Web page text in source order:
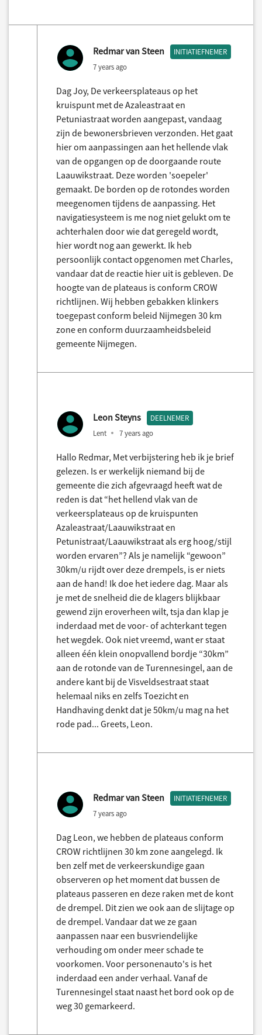
Redmar van Steen INITIATIEFNEMER
7 years ago
Dag Joy, De verkeersplateaus op het
kruispunt met de Azaleastraat en
Petuniastraat worden aangepast, vandaag
zijn de bewonersbrieven verzonden. Het gaat
hier om aanpassingen aan het hellende vlak
van de opgangen op de doorgaande route
Laauwikstraat. Deze worden 'soepeler'
gemaakt. De borden op de rotondes worden
meegenomen tijdens de aanpassing. Het
navigatiesysteem is me nog niet gelukt om te
achterhalen door wie dat geregeld wordt,
hier wordt nog aan gewerkt. Ik heb
persoonlijk contact opgenomen met Charles,
vandaar dat de reactie hier uit is gebleven. De
hoogte van de plateaus is conform CROW
richtlijnen. Wij hebben gebakken klinkers
toegepast conform beleid Nijmegen 30 km
zone en conform duurzaamheidsbeleid
gemeente Nijmegen.
Leon Steyns DEELNEMER
Lent 7 years ago
Hallo Redmar, Met verbijstering heb ik je brief
gelezen. Is er werkelijk niemand bij de
gemeente die zich afgevraagd heeft wat de
reden is dat “het hellend vlak van de
verkeersplateaus op de kruispunten
Azaleastraat/Laauwikstraat en
Petunistraat/Laauwikstraat als erg hoog/stijl
worden ervaren”? Als je namelijk “gewoon”
30km/u rijdt over deze drempels, is er niets
aan de hand! Ik doe het iedere dag. Maar als
je met de snelheid die de klagers blijkbaar
gewend zijn eroverheen wilt, tsja dan klap je
inderdaad met de voor- of achterkant tegen
het wegdek. Ook niet vreemd, want er staat
alleen één klein onopvallend bordje “30km”
aan de rotonde van de Turennesingel, aan de
andere kant bij de Visveldsestraat staat
helemaal niks en zelfs Toezicht en
Handhaving denkt dat je 50km/u mag na het
rode pad... Greets, Leon.
Redmar van Steen INITIATIEFNEMER
7 years ago
Dag Leon, we hebben de plateaus conform
CROW richtlijnen 30 km zone aangelegd. Ik
ben zelf met de verkeerskundige gaan
observeren op het moment dat bussen de
plateaus passeren en deze raken met de kont
de drempel. Dit zien we ook aan de slijtage op
de drempel. Vandaar dat we ze gaan
aanpassen naar een busvriendelijke
verhouding om onder meer schade te
voorkomen. Voor personenauto's is het
inderdaad een ander verhaal. Vanaf de
Turennesingel staat naast het bord ook op de
weg 30 gemarkeerd.